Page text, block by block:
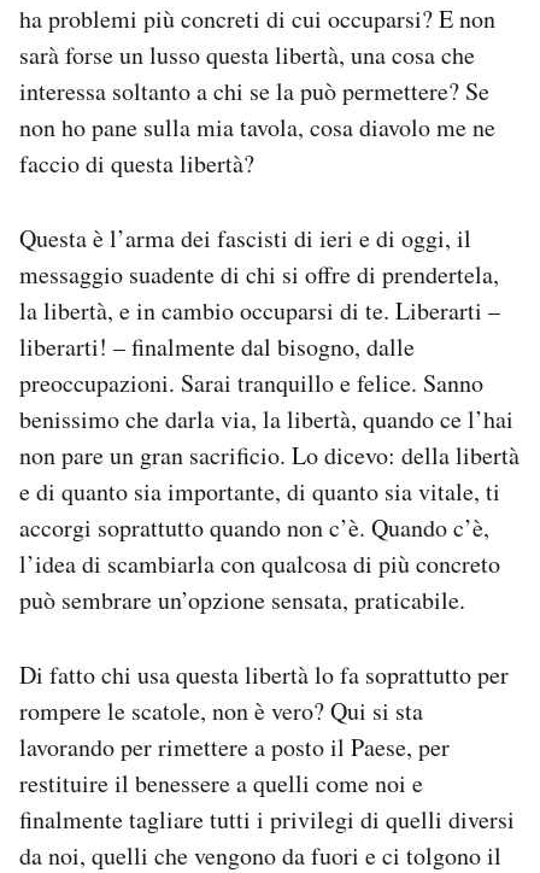
ha problemi più concreti di cui occuparsi? E non
sarà forse un lusso questa libertà, una cosa che
interessa soltanto a chi se la può permettere? Se
non ho pane sulla mia tavola, cosa diavolo me ne
faccio di questa libertà?
Questa è l’arma dei fascisti di ieri e di oggi, il
messaggio suadente di chi si offre di prendertela,
la libertà, e in cambio occuparsi di te. Liberarti –
liberarti! – finalmente dal bisogno, dalle
preoccupazioni. Sarai tranquillo e felice. Sanno
benissimo che darla via, la libertà, quando ce l’hai
non pare un gran sacrificio. Lo dicevo: della libertà
e di quanto sia importante, di quanto sia vitale, ti
accorgi soprattutto quando non c’è. Quando c’è,
l’idea di scambiarla con qualcosa di più concreto
può sembrare un’opzione sensata, praticabile.
Di fatto chi usa questa libertà lo fa soprattutto per
rompere le scatole, non è vero? Qui si sta
lavorando per rimettere a posto il Paese, per
restituire il benessere a quelli come noi e
finalmente tagliare tutti i privilegi di quelli diversi
da noi, quelli che vengono da fuori e ci tolgono il